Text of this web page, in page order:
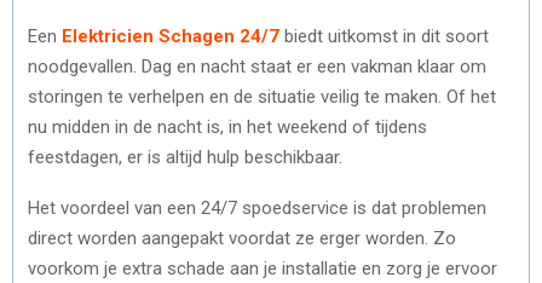
Een Elektricien Schagen 24/7 biedt uitkomst in dit soort
noodgevallen. Dag en nacht staat er een vakman klaar om
storingen te verhelpen en de situatie veilig te maken. Of het
nu midden in de nacht is, in het weekend of tijdens
feestdagen, er is altijd hulp beschikbaar.
Het voordeel van een 24/7 spoedservice is dat problemen
direct worden aangepakt voordat ze erger worden. Zo
voorkom je extra schade aan je installatie en zorg je ervoor